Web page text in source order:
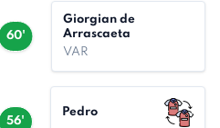
60'
Giorgian de
Arrascaeta
VAR
56'
Pedro